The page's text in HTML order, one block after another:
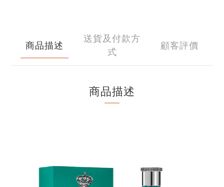
商品描述
送貨及付款方
式
顧客評價
商品描述